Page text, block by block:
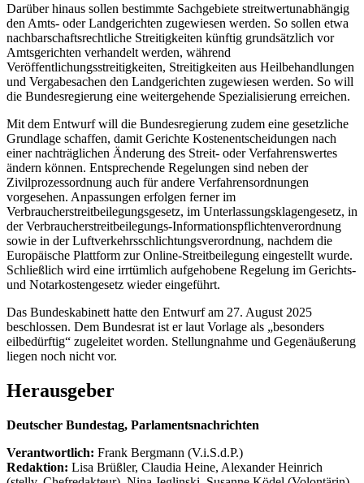
Darüber hinaus sollen bestimmte Sachgebiete streitwertunabhängig
den Amts- oder Landgerichten zugewiesen werden. So sollen etwa
nachbarschaftsrechtliche Streitigkeiten künftig grundsätzlich vor
Amtsgerichten verhandelt werden, während
Veröffentlichungsstreitigkeiten, Streitigkeiten aus Heilbehandlungen
und Vergabesachen den Landgerichten zugewiesen werden. So will
die Bundesregierung eine weitergehende Spezialisierung erreichen.
Mit dem Entwurf will die Bundesregierung zudem eine gesetzliche
Grundlage schaffen, damit Gerichte Kostenentscheidungen nach
einer nachträglichen Änderung des Streit- oder Verfahrenswertes
ändern können. Entsprechende Regelungen sind neben der
Zivilprozessordnung auch für andere Verfahrensordnungen
vorgesehen. Anpassungen erfolgen ferner im
Verbraucherstreitbeilegungsgesetz, im Unterlassungsklagengesetz, in
der Verbraucherstreitbeilegungs-Informationspflichtenverordnung
sowie in der Luftverkehrsschlichtungsverordnung, nachdem die
Europäische Plattform zur Online-Streitbeilegung eingestellt wurde.
Schließlich wird eine irrtümlich aufgehobene Regelung im Gerichts-
und Notarkostengesetz wieder eingeführt.
Das Bundeskabinett hatte den Entwurf am 27. August 2025
beschlossen. Dem Bundesrat ist er laut Vorlage als „besonders
eilbedürftig“ zugeleitet worden. Stellungnahme und Gegenäußerung
liegen noch nicht vor.
Herausgeber
Deutscher Bundestag, Parlamentsnachrichten
Verantwortlich: Frank Bergmann (V.i.S.d.P.)
Redaktion: Lisa Brüßler, Claudia Heine, Alexander Heinrich